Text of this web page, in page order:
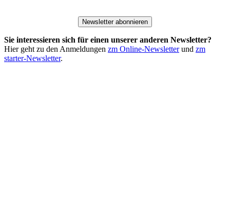
Newsletter abonnieren
Sie interessieren sich für einen unserer anderen Newsletter?
Hier geht zu den Anmeldungen zm Online-Newsletterund zm
starter-Newsletter.